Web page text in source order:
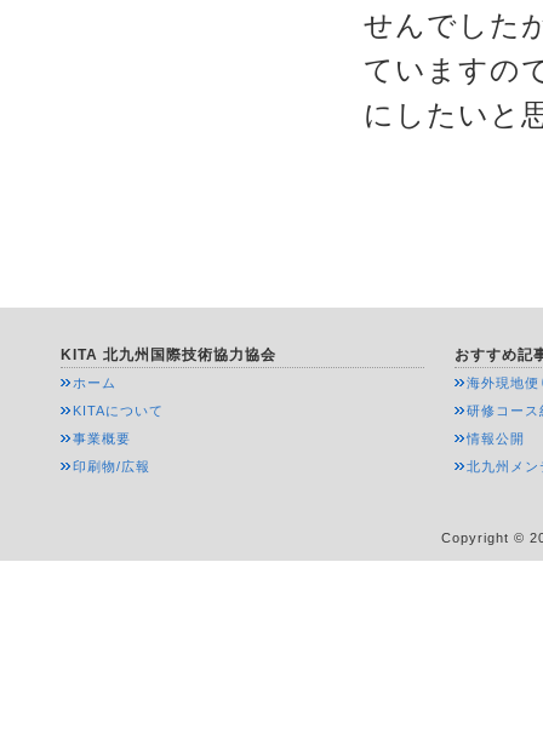
せんでした
ていますの
にしたいと
KITA 北九州国際技術協力協会
ホーム
KITAについて
事業概要
印刷物/広報
おすすめ記
海外現地便
研修コース
情報公開
北九州メン
Copyright ©